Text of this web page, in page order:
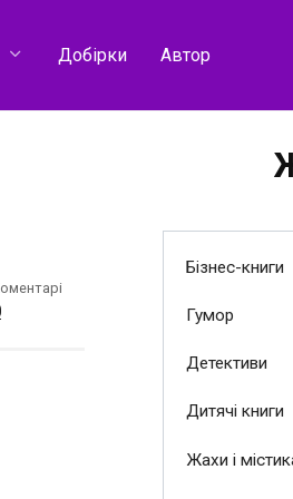
Добірки Автор
Бізнес-книги
Гумор
Детективи
Дитячі книги
Жахи і